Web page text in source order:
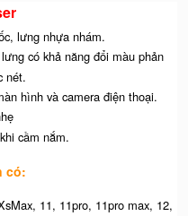
lưng nhựa nhám.
có khả năng đổi màu phản
nét.
hình và camera điện thoại.
cầm nắm.
có:
11, 11pro, 11pro max, 12,